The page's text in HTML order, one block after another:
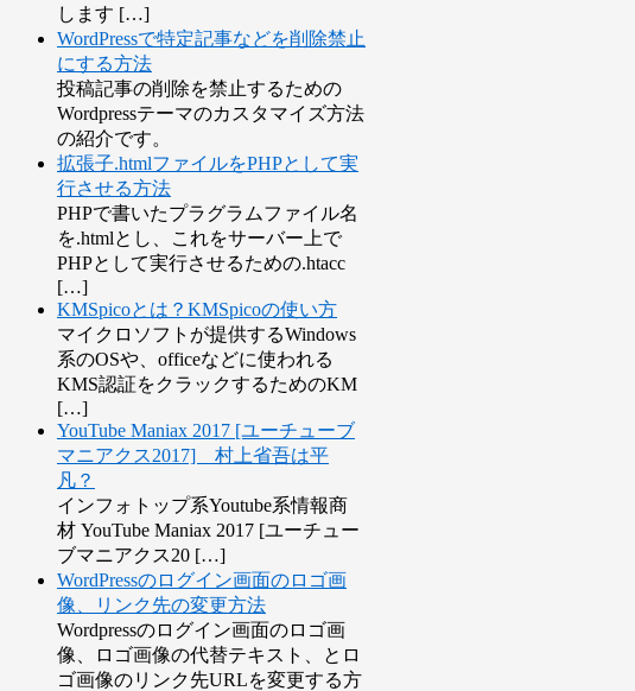
します […]
WordPressで特定記事などを削除禁止
にする方法
投稿記事の削除を禁止するための
Wordpressテーマのカスタマイズ方法
の紹介です。
拡張子.htmlファイルをPHPとして実
行させる方法
PHPで書いたプラグラムファイル名
を.htmlとし、これをサーバー上で
PHPとして実行させるための.htacc
[…]
KMSpicoとは？KMSpicoの使い方
マイクロソフトが提供するWindows
系のOSや、officeなどに使われる
KMS認証をクラックするためのKM
[…]
YouTube Maniax 2017 [ユーチューブ
マニアクス2017] 村上省吾は平
凡？
インフォトップ系Youtube系情報商
材 YouTube Maniax 2017 [ユーチュー
ブマニアクス20 […]
WordPressのログイン画面のロゴ画
像、リンク先の変更方法
Wordpressのログイン画面のロゴ画
像、ロゴ画像の代替テキスト、とロ
ゴ画像のリンク先URLを変更する方